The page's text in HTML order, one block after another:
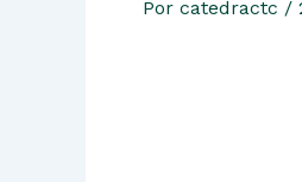
Por catedractc /